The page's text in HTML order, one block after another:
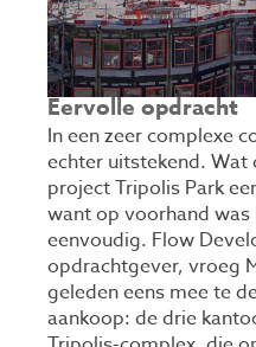
Eervolle opdracht
In een zeer complexe
echter uitstekend.
project Tripolis Park
want op voorhand
eenvoudig. Flow
opdrachtgever, vroeg
geleden eens mee te
aankoop: de drie